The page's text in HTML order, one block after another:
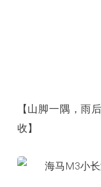
【山脚一隅，雨
收】